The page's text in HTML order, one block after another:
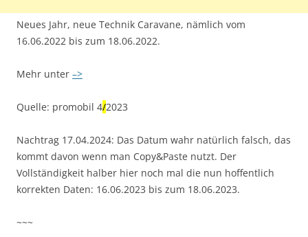
Neues Jahr, neue Technik Caravane, nämlich vom
16.06.2022 bis zum 18.06.2022.
Mehr unter –>
Quelle: promobil 4/2023
Nachtrag 17.04.2024: Das Datum wahr natürlich falsch, das
kommt davon wenn man Copy&Paste nutzt. Der
Vollständigkeit halber hier noch mal die nun hoffentlich
korrekten Daten: 16.06.2023 bis zum 18.06.2023.
~~~